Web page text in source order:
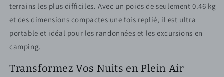
terrains les plus difficiles. Avec un poids de seulement 0.46 kg
et des dimensions compactes une fois replié, il est ultra
portable et idéal pour les randonnées et les excursions en
camping.
Transformez Vos Nuits en Plein Air